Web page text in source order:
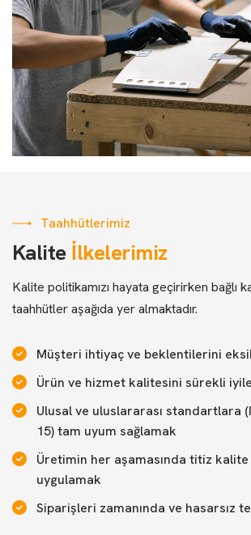
Taahhütlerimiz
Kalite İlkelerimiz
Kalite politikamızı hayata geçirirken bağlı
taahhütler aşağıda yer almaktadır.
Müşteri ihtiyaç ve beklentilerini
Ürün ve hizmet kalitesini sürekli
Ulusal ve uluslararası standartlara
15) tam uyum sağlamak
Üretimin her aşamasında titiz
uygulamak
Siparişleri zamanında ve hasarsız